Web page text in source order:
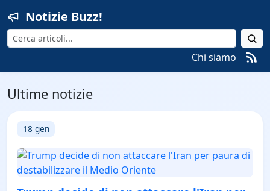
Notizie Buzz!
Cerca
Chi siamo
Ultime notizie
18 gen